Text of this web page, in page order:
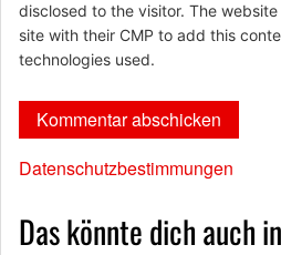
disclosed to the visitor. The
site with their CMP to add this
technologies used.
Datenschutzbestimmungen
Das könnte dich auch